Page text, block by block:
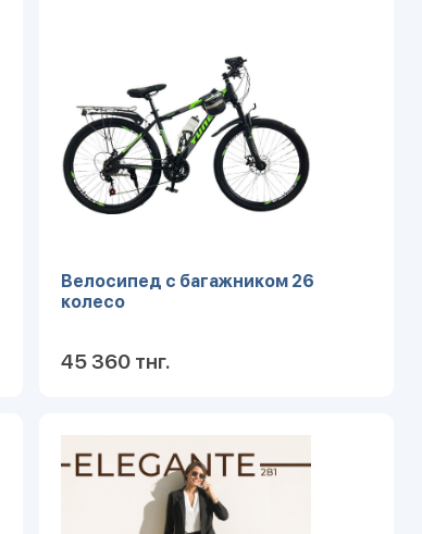
Велосипед с багажником 26
колесо
45 360 тнг.